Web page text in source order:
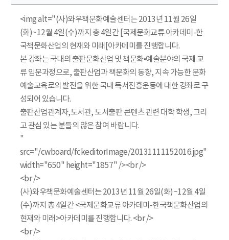
<img alt="(사)와우책문화예술센터는 2013년 11월 26일
(화)~12월 4일(수)까지 총 4일간 [국제문화교류 아카데미-한
국책문화산업의 현재와 미래[아카데미를 진행합니다.
본 강좌는 국내의 출판문화산업 및 책문화•예술분야의 국제 교
류 입문과정으로, 출판산업과 책문화의 동향, 지속 가능한 문화
예술교육로의 발전을 위한 국내 독서진흥운동에 대한 강좌로 구
성되어 있습니다.
출판산업관계자,도서관, 도서출판 콘텐츠 관련 대학 학생, 그리
고 관심 있는 분들의 많은 참여 바랍니다.
"
src="/cwboard/fckeditorImage/20131111152016.jpg"
width="650" height="1857" /><br />
<br />
(사)와우책문화예술센터는 2013년 11월 26일(화)~12월 4일
(수)까지 총 4일간 <국제문화교류 아카데미-한국책문화산업의
현재와 미래>아카데미를 진행합니다. <br />
<br />